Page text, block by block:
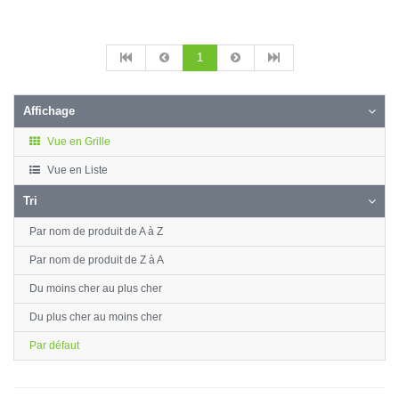
1
Affichage
Vue en Grille
Vue en Liste
Tri
Par nom de produit de A à Z
Par nom de produit de Z à A
Du moins cher au plus cher
Du plus cher au moins cher
Par défaut